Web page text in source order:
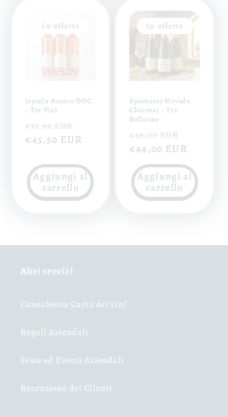
In offerta
Irpinia Rosato DOC
- Tre Vini
Prezzo
di
€51,00 EUR
scontato
€45,50 EUR
Aggiungi al
carrello
In offerta
Spumanti Metodo
Charmat - Tre
Bollicine
Prezzo
di
listino
€48,00 EUR
€44,00 EUR
Aggiungi al
carrello
Altri servizi
Consulenza Carta dei vini
Regali Aziendali
Feste ed Eventi Aziendali
Recensione dei Clienti